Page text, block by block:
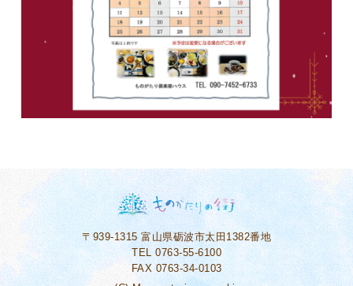
〒939-1315富山県砺波市太田1382番地
TEL 0763-55-6100
FAX 0763-34-0103